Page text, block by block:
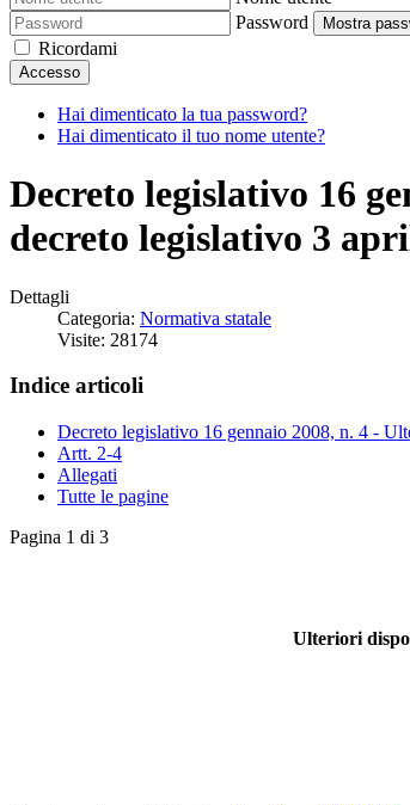
Password
Mostra
Ricordami
Accesso
Hai dimenticato la tua password?
Hai dimenticato il tuo nome utente?
Decreto legislativo 16
decreto legislativo 3
Dettagli
Categoria: Normativa statale
Visite: 28174
Indice articoli
Decreto legislativo 16 gennaio 2008, n. 4 -
Artt. 2-4
Allegati
Tutte le pagine
Pagina 1 di 3
Ulteriori